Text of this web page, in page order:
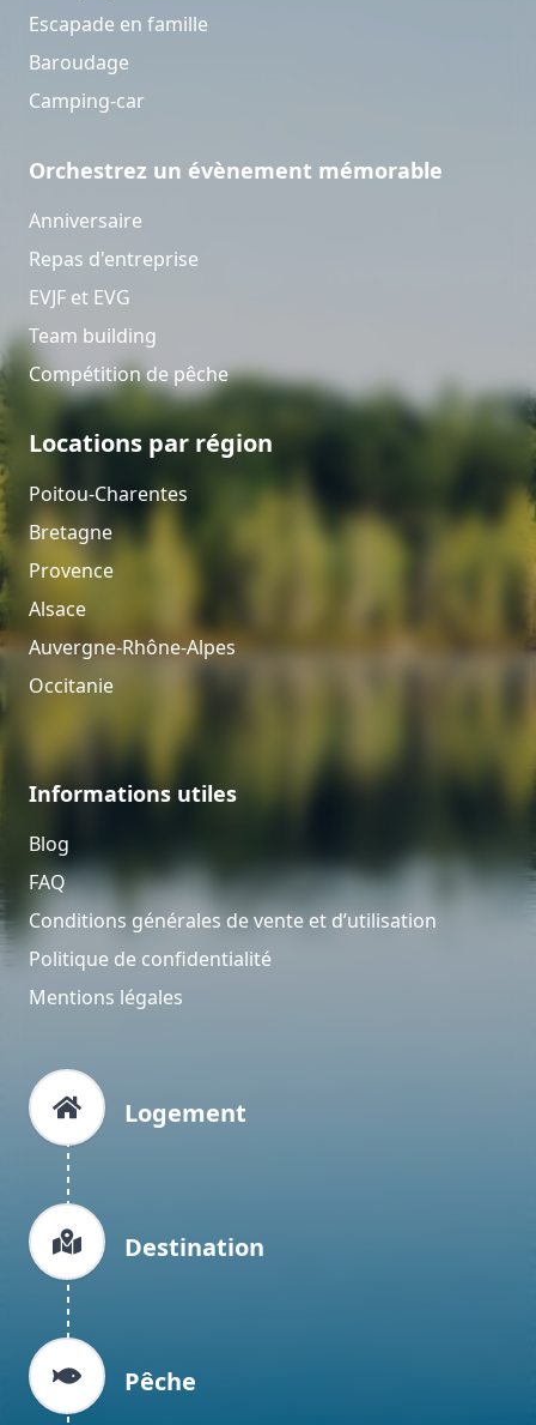
Escapade en famille
Baroudage
Camping-car
Orchestrez un évènement mémorable
Anniversaire
Repas d'entreprise
EVJF et EVG
Team building
Compétition de pêche
Locations par région
Poitou-Charentes
Bretagne
Provence
Alsace
Auvergne-Rhône-Alpes
Occitanie
Informations utiles
Blog
FAQ
Conditions générales de vente et d’utilisation
Politique de confidentialité
Mentions légales
Logement
Destination
Pêche